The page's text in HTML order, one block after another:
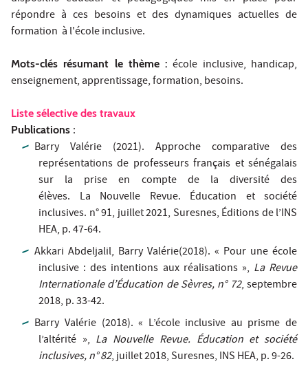
répondre à ces besoins et des dynamiques actuelles de
formation à l'école inclusive.
Mots-clés résumant le thème : école inclusive, handicap,
enseignement, apprentissage, formation, besoins.
Liste sélective des travaux
Publications :
Barry Valérie (2021). Approche comparative des
représentations de professeurs français et sénégalais
sur la prise en compte de la diversité des
élèves. La
Nouvelle Revue. Éducation et société
inclusives. n° 91, juillet 2021, Suresnes, Éditions de l’INS
HEA, p. 47-64.
Akkari Abdeljalil, Barry Valérie(2018). « Pour une école
inclusive : des intentions aux réalisations », La Revue
Internationale d’Éducation de Sèvres, n° 72, septembre
2018, p. 33-42.
Barry Valérie (2018). « L’école inclusive au prisme de
l’altérité », La Nouvelle Revue. Éducation et société
inclusives, n° 82, juillet 2018, Suresnes, INS HEA, p. 9-26.